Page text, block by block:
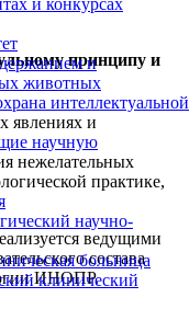
и конкурсах
и
животных
интеллектуальной
научную
научно-
больница
клинический
принципу и
явлениях и
нежелательных
практике,
ведущими
состава
ИНОПР.